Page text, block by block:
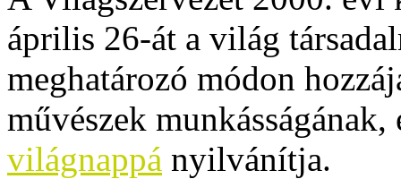
április 26-át a világ
meghatározó módon
művészek
világnappá nyilvánítja.